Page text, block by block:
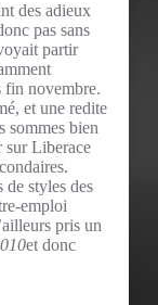
des adieux
pas sans
partir
fin novembre.
et une redite
sommes bien
sur Liberace
de styles des
emploi
pris un
et donc